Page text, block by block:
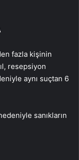
fazla kişinin
resepsiyon
aynı suçtan 6
sanıkların